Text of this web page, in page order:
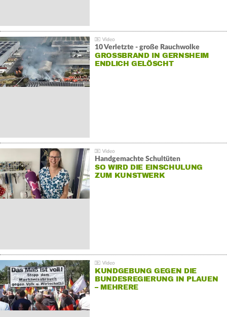
10 Verletzte - große Rauchwolke
GROSSBRAND IN GERNSHEIM E
NDLICH GELÖSCHT
Handgemachte Schultüten
SO WIRD DIE EINSCHULUNG
ZUM KUNSTWERK
KUNDGEBUNG GEGEN DIE
BUNDESREGIERUNG IN PLAUEN
– MEHRERE